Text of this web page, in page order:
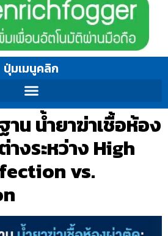
ปุ่มเมนูคลิก
าน น้ำยาฆ่าเชื้อห้อง
งระหว่าง High
vs.